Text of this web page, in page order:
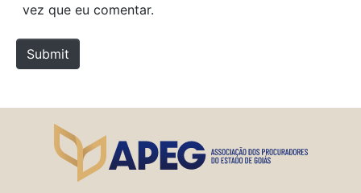
e
vez que eu comentar.
Submit